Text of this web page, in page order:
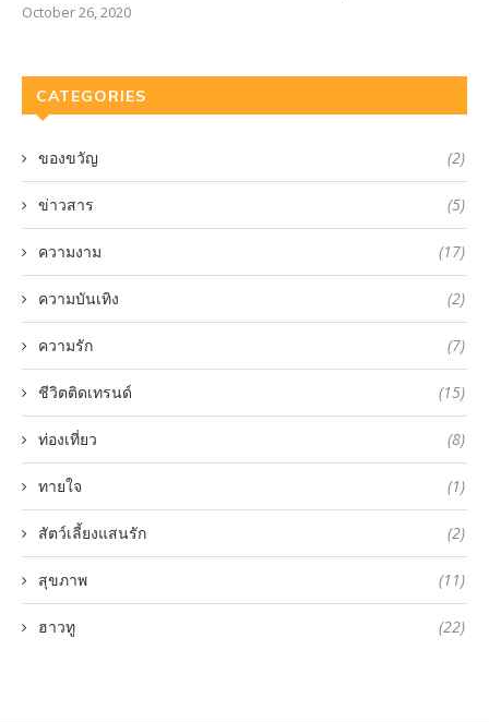
October 26, 2020
CATEGORIES
ของขวัญ (2)
ข่าวสาร (5)
ความงาม (17)
ความบันเทิง (2)
ความรัก (7)
ชีวิตติดเทรนด์ (15)
ท่องเที่ยว (8)
ทายใจ (1)
สัตว์เลี้ยงแสนรัก (2)
สุขภาพ (11)
ฮาวทู (22)